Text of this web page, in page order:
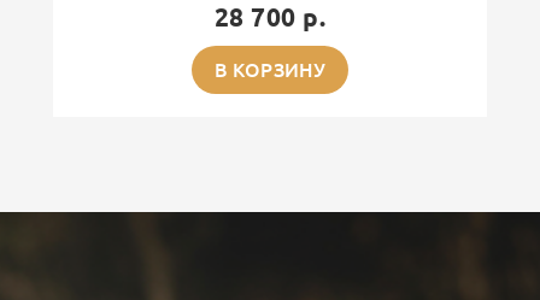
28 700 р.
В КОРЗИНУ